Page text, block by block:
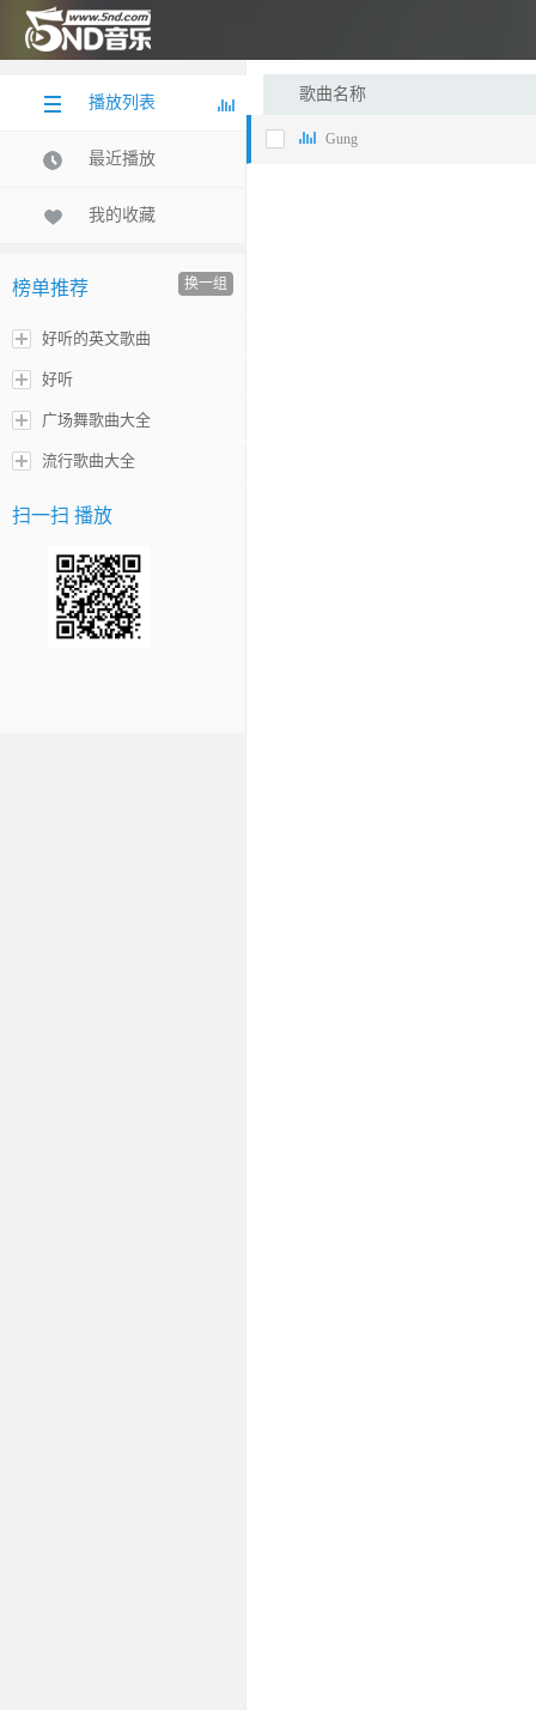
播放列表
最近播放
我的收藏
榜单推荐 换一组
好听的英文歌曲
好听
广场舞歌曲大全
流行歌曲大全
扫一扫 播放
歌曲名称
Gung